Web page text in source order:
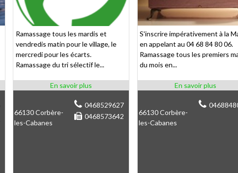
Ramassage tous les mardis et
vendredis matin pour le village, le
mercredi pour les écarts.
Ramassage du tri sélectif le...
66130 Corbère-
les-Cabanes
0468529627
0468573642
S'inscrire impérativement à la
en appelant au 04 68 84 80 06.
Ramassage tous les premiers
du mois en...
66130 Corbère-
les-Cabanes